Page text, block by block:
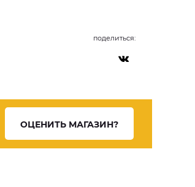
поделиться:
ОЦЕНИТЬ МАГАЗИН?